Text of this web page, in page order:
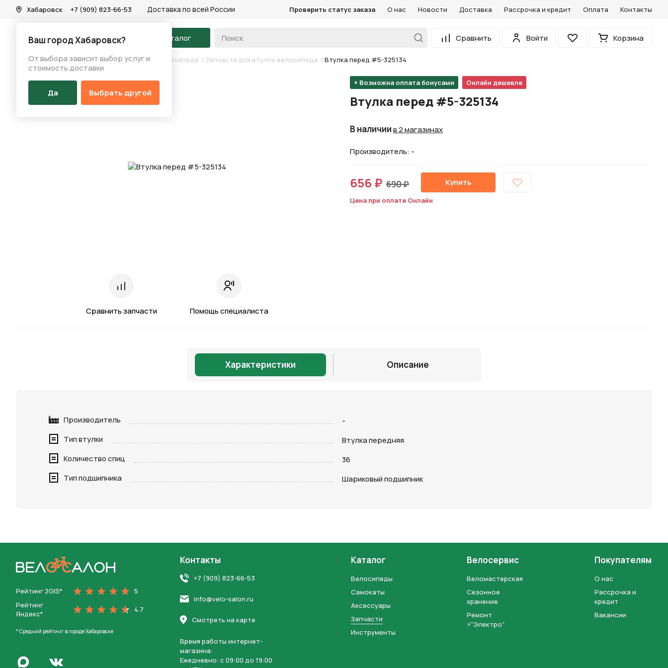
Хабаровск
Ваш город Хабаровск?
От выбора зависит выбор услуг и
стоимость доставки
Да Выбрать другой
+7 (909) 823-66-53 Доставка по всей России Проверить статус заказа О нас Новости Доставка Рассрочка и кредит Оплата Контакты
На главную Каталог Сравнить
Войти
Избранное Корзина
Каталог/Запчасти/Запчасти для втулок велосипеда / Запчасти для втулок велосипеда / Втулка перед #5-325134
Сравнить запчасти Помощь специалиста
+ Возможна оплата бонусами Онлайн дешевле
Втулка перед #5-325134
В наличиив 2 магазинах
Производитель: -
656 ₽ 690 ₽ Купить
Цена при оплате Онлайн
Характеристики Описание
Производитель
-
Тип втулки
Втулка передняя
Количество спиц
36
Тип подшипника
Шариковый подшипник
Рейтинг 2GIS*
5
Рейтинг
Яндекс*
4.7
* Средний рейтинг в городе Хабаровске
Написать в MaxПерейти во Вконтакте
Контакты
+7 (909) 823-66-53
info@velo-salon.ru
Смотреть на карте
Время работы интернет-
магазина:
Ежедневно: c 09:00 до 19:00
Каталог
Велосипеды
Самокаты
Аксессуары
Запчасти
Инструменты
Велосервис
Веломастерская
Сезонное
хранение
Ремонт
⚡"Электро"
Покупателям
О нас
Рассрочка и
кредит
Вакансии
Отправить
Нажимая на кнопку “Отправить заявку”, вы даете